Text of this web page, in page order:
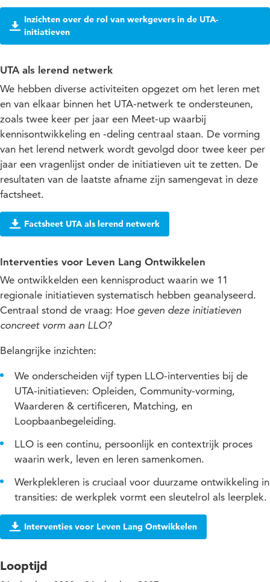
Inzichten over de rol van werkgevers in de UTA-
initiatieven
UTA als lerend netwerk
We hebben diverse activiteiten opgezet om het leren met
en van elkaar binnen het UTA-netwerk te ondersteunen,
zoals twee keer per jaar een Meet-up waarbij
kennisontwikkeling en -deling centraal staan. De vorming
van het lerend netwerk wordt gevolgd door twee keer per
jaar een vragenlijst onder de initiatieven uit te zetten. De
resultaten van de laatste afname zijn samengevat in deze
factsheet.
Factsheet UTA als lerend netwerk
Interventies voor Leven Lang Ontwikkelen
We ontwikkelden een kennisproduct waarin we 11
regionale initiatieven systematisch hebben geanalyseerd.
Centraal stond de vraag: Hoe geven deze initiatieven
concreet vorm aan LLO?
Belangrijke inzichten:
We onderscheiden vijf typen LLO-interventies bij de
UTA-initiatieven: Opleiden, Community-vorming,
Waarderen & certificeren, Matching, en
Loopbaanbegeleiding.
LLO is een continu, persoonlijk en contextrijk proces
waarin werk, leven en leren samenkomen.
Werkplekleren is cruciaal voor duurzame ontwikkeling in
transities: de werkplek vormt een sleutelrol als leerplek.
Interventies voor Leven Lang Ontwikkelen
Looptijd